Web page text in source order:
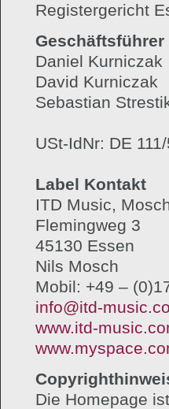
Registergericht
Geschäftsführer
Daniel Kurniczak
David Kurniczak
Sebastian
USt-IdNr: DE
Label Kontakt
ITD Music,
Flemingweg 3
45130 Essen
Nils Mosch
Mobil: +49 –
info@itd-
www.itd-
Die Homepage